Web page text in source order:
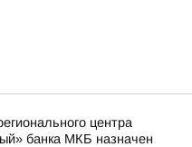
центра
банка МКБ назначен